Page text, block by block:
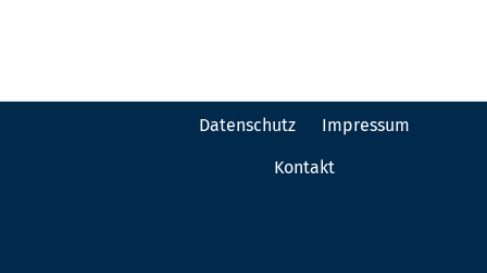
Datenschutz Impressum
Kontakt